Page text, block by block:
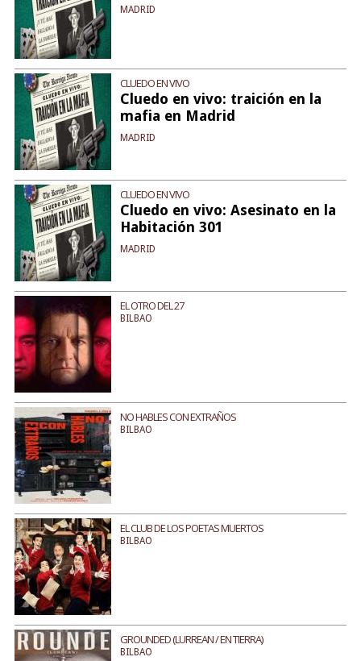
MADRID
CLUEDO EN VIVO
Cluedo en vivo: traición en la
mafia en Madrid
MADRID
CLUEDO EN VIVO
Cluedo en vivo: Asesinato en la
Habitación 301
MADRID
EL OTRO DEL 27
BILBAO
NO HABLES CON EXTRAÑOS
BILBAO
EL CLUB DE LOS POETAS MUERTOS
BILBAO
GROUNDED (LURREAN / EN TIERRA)
BILBAO